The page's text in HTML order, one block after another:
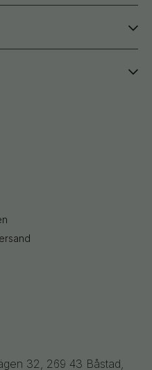
32, 269 43 Båstad,